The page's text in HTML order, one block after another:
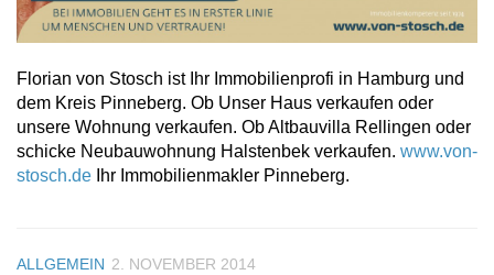
Florian von Stosch ist Ihr Immobilienprofi in Hamburg und
dem Kreis Pinneberg. Ob Unser Haus verkaufen oder
unsere Wohnung verkaufen. Ob Altbauvilla Rellingen oder
schicke Neubauwohnung Halstenbek verkaufen. www.von-
stosch.de Ihr Immobilienmakler Pinneberg.
ALLGEMEIN 2. NOVEMBER 2014